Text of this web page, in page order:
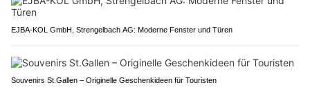
EJBA-KOL GmbH, Strengelbach AG: Moderne Fenster und Türen
Souvenirs St.Gallen – Originelle Geschenkideen für Touristen